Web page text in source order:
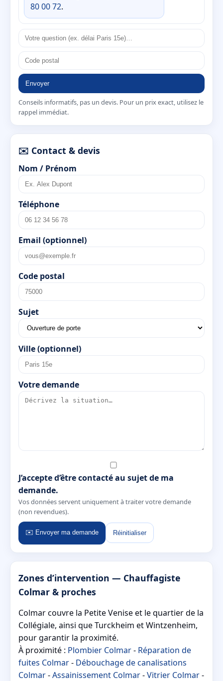
80 00 72.
Envoyer
Conseils informatifs, pas un devis. Pour un prix exact, utilisez le
rappel immédiat.
✉️ Contact & devis
Nom / Prénom
Téléphone
Email (optionnel)
Code postal
Sujet
Ville (optionnel)
Votre demande
J’accepte d’être contacté au sujet de ma
demande.
Vos données servent uniquement à traiter votre demande
(non revendues).
✉️ Envoyer ma demande Réinitialiser
Zones d’intervention — Chauffagiste
Colmar & proches
Colmar couvre la Petite Venise et le quartier de la
Collégiale, ainsi que Turckheim et Wintzenheim,
pour garantir la proximité.
À proximité : Plombier Colmar- Réparation de
fuites Colmar- Débouchage de canalisations
Colmar-Assainissement Colmar-Vitrier Colmar-